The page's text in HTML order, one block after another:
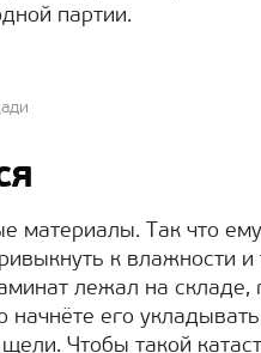
партии.
материалы. Так что
к влажности и
лежал на складе,
его
Чтобы такой